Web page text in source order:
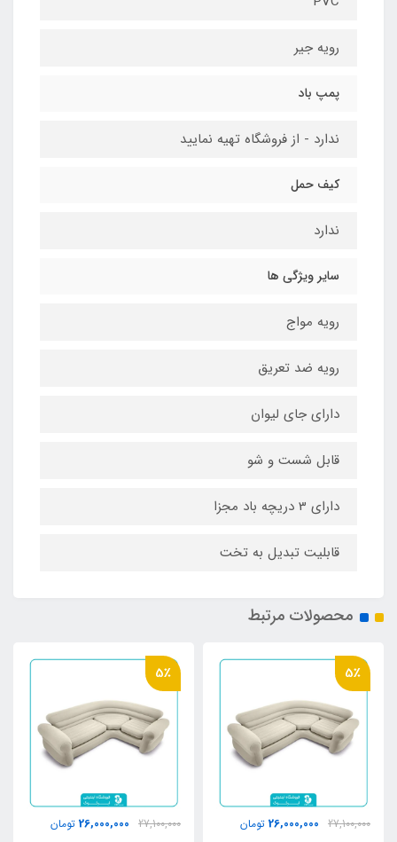
رویه جیر
پمپ باد
ندارد - از فروشگاه تهیه نمایید
کیف حمل
ندارد
سایر ویژگی ها
رویه مواج
رویه ضد تعریق
دارای جای لیوان
قابل شست و شو
دارای 3 دریچه باد مجزا
قابلیت تبدیل به تخت
محصولات مرتبط
5٪
27,100,000
26,000,000 تومان
5٪
27,100,000
26,000,000 تومان